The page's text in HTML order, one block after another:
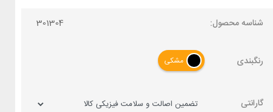
شناسه محصول: 301304
رنگبندی مشکی
گارانتی